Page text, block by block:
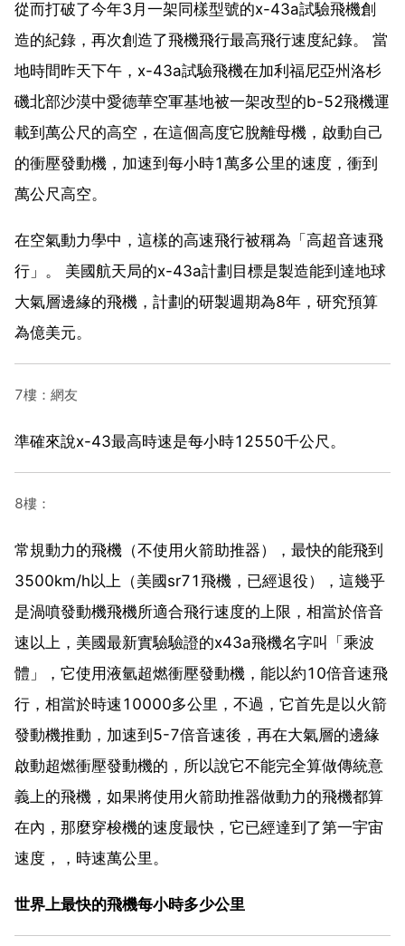
從而打破了今年3月一架同樣型號的x-43a試驗飛機創
造的紀錄，再次創造了飛機飛行最高飛行速度紀錄。 當
地時間昨天下午，x-43a試驗飛機在加利福尼亞州洛杉
磯北部沙漠中愛德華空軍基地被一架改型的b-52飛機運
載到萬公尺的高空，在這個高度它脫離母機，啟動自己
的衝壓發動機，加速到每小時1萬多公里的速度，衝到
萬公尺高空。
在空氣動力學中，這樣的高速飛行被稱為「高超音速飛
行」。 美國航天局的x-43a計劃目標是製造能到達地球
大氣層邊緣的飛機，計劃的研製週期為8年，研究預算
為億美元。
7樓：網友
準確來說x-43最高時速是每小時12550千公尺。
8樓：
常規動力的飛機（不使用火箭助推器），最快的能飛到
3500km/h以上（美國sr71飛機，已經退役），這幾乎
是渦噴發動機飛機所適合飛行速度的上限，相當於倍音
速以上，美國最新實驗驗證的x43a飛機名字叫「乘波
體」，它使用液氫超燃衝壓發動機，能以約10倍音速飛
行，相當於時速10000多公里，不過，它首先是以火箭
發動機推動，加速到5-7倍音速後，再在大氣層的邊緣
啟動超燃衝壓發動機的，所以說它不能完全算做傳統意
義上的飛機，如果將使用火箭助推器做動力的飛機都算
在內，那麼穿梭機的速度最快，它已經達到了第一宇宙
速度，，時速萬公里。
世界上最快的飛機每小時多少公里